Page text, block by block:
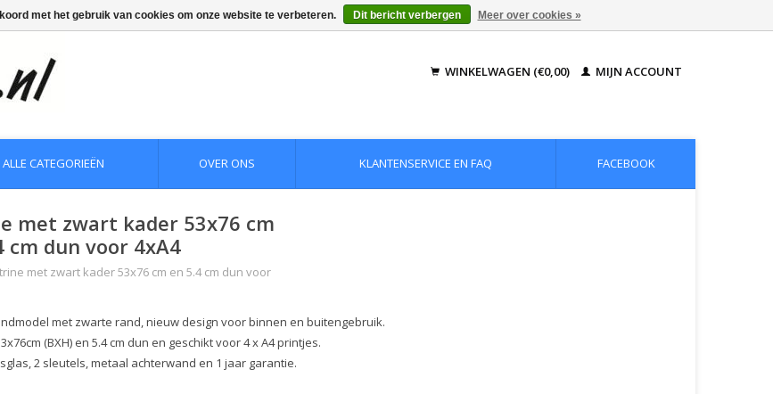
WINKELWAGEN (€0,00) MIJN ACCOUNT
ALLE CATEGORIEËN OVER ONS KLANTENSERVICE EN FAQ FACEBOOK
met zwart kader 53x76 cm
cm dun voor 4xA4
met zwart kader 53x76 cm en 5.4 cm dun voor
met zwarte rand, nieuw design voor binnen en buitengebruik.
(BXH) en 5.4 cm dun en geschikt voor 4 x A4 printjes.
2 sleutels, metaal achterwand en 1 jaar garantie.
met het gebruik van cookies om onze website te verbeteren. Dit bericht verbergen Meer over cookies »